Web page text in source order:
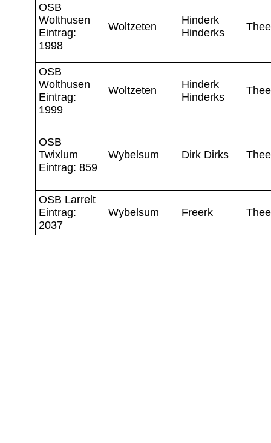
OSB
Wolthusen
Eintrag:
1998
Woltzeten
Hinderk
Hinderks
OSB
Wolthusen
Eintrag:
1999
Woltzeten
Hinderk
Hinderks
OSB
Twixlum
Eintrag: 859
Wybelsum Dirk Dirks
OSB Larrelt
Eintrag:
2037
Wybelsum Freerk